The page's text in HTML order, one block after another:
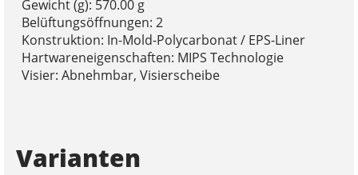
Gewicht (g): 570.00 g
Belüftungsöffnungen: 2
Konstruktion: In-Mold-Polycarbonat / EPS-Liner
Hartwareneigenschaften: MIPS Technologie
Visier: Abnehmbar, Visierscheibe
Varianten